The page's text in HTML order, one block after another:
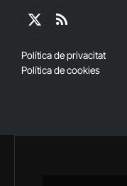
X
RSS
Política de privacitat
Política de cookies